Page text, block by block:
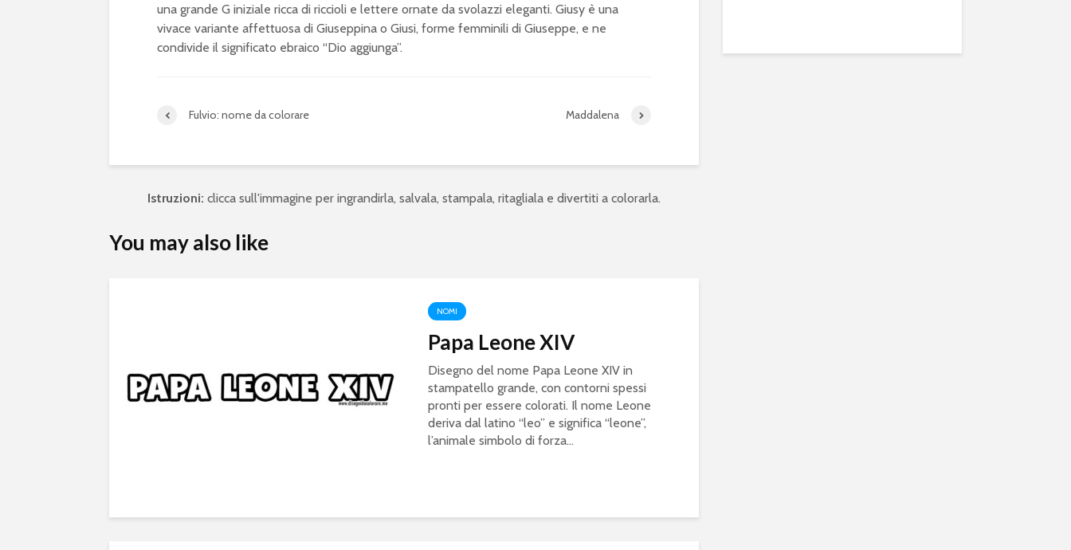
una grande G iniziale ricca di riccioli e lettere ornate da svolazzi eleganti. Giusy è una
vivace variante affettuosa di Giuseppina o Giusi, forme femminili di Giuseppe, e ne
condivide il significato ebraico “Dio aggiunga”.
Fulvio: nome da colorare Maddalena
Istruzioni: clicca sull'immagine per ingrandirla, salvala, stampala, ritagliala e divertiti a colorarla.
You may also like
NOMI
Papa Leone XIV
Disegno del nome Papa Leone XIV in
stampatello grande, con contorni spessi
pronti per essere colorati. Il nome Leone
deriva dal latino “leo” e significa “leone”,
l’animale simbolo di forza...